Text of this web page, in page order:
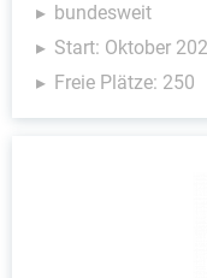
bundesweit
Start: Oktober
Freie Plätze: 250